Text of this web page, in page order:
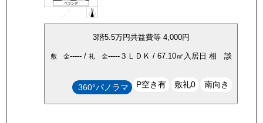
3階5.5万円共益費等 4,000円
敷 金-----/ 礼 金-----３ＬＤＫ / 67.10㎡ 入居日 相 談
360°パノラマ P空き有 敷礼0 南向き